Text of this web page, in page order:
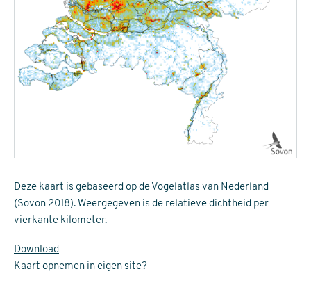
Deze kaart is gebaseerd op de Vogelatlas van Nederland
(Sovon 2018). Weergegeven is de relatieve dichtheid per
vierkante kilometer.
Download
Kaart opnemen in eigen site?